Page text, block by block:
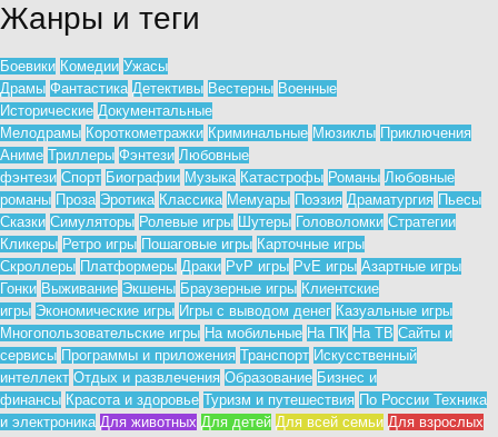
Жанры и теги
Боевики Комедии Ужасы
Драмы Фантастика Детективы Вестерны Военные
Исторические Документальные
Мелодрамы Короткометражки Криминальные Мюзиклы Приключения
Аниме Триллеры Фэнтези Любовные
фэнтези Спорт Биографии Музыка Катастрофы Романы Любовные
романы Проза Эротика Классика Мемуары Поэзия Драматургия Пьесы
Сказки Симуляторы Ролевые игры Шутеры Головоломки Стратегии
Кликеры Ретро игры Пошаговые игры Карточные игры
Скроллеры Платформеры Драки PvP игры PvE игры Азартные игры
Гонки Выживание Экшены Браузерные игры Клиентские
игры Экономические игры Игры с выводом денег Казуальные игры
Многопользовательские игры На мобильные На ПК На ТВ Сайты и
сервисы Программы и приложения Транспорт Искусственный
интеллект Отдых и развлечения Образование Бизнес и
финансы Красота и здоровье Туризм и путешествия По России Техника
и электроника Для животных Для детей Для всей семьи Для взрослых